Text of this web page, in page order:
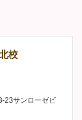
校
23サンローゼビ